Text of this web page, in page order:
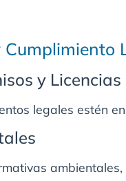
y Licencias
legales estén